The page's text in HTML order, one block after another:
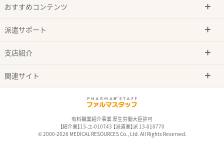
おすすめコンテンツ
派遣サポート
支店紹介
関連サイト
有料職業紹介事業 厚生労働大臣許可
【紹介業】13-ユ-010743 【派遣業】派 13-010770
© 2000-2026 MEDICAL RESOURCES Co., Ltd. All Rights Reserved.